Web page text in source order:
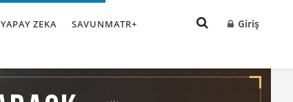
YAPAY ZEKA SAVUNMATR+ Giriş